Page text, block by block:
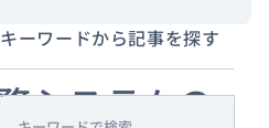
システムの
キーワードから記事を探す